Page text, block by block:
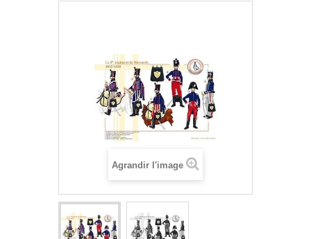
Agrandir l'image